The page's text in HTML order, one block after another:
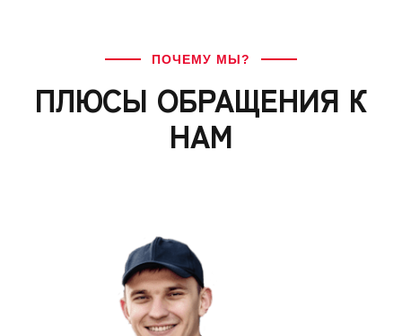
ПОЧЕМУ МЫ?
ПЛЮСЫ ОБРАЩЕНИЯ К
НАМ